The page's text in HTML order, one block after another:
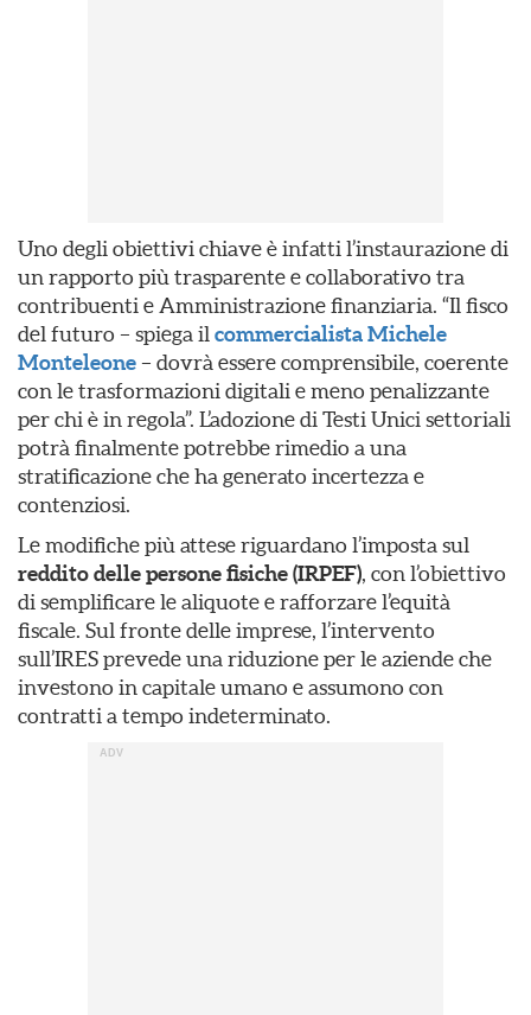
Uno degli obiettivi chiave è infatti l’instaurazione di
un rapporto più trasparente e collaborativo tra
contribuenti e Amministrazione finanziaria. “Il fisco
del futuro – spiega il commercialista Michele
Monteleone– dovrà essere comprensibile, coerente
con le trasformazioni digitali e meno penalizzante
per chi è in regola”. L’adozione di Testi Unici settoriali
potrà finalmente potrebbe rimedio a una
stratificazione che ha generato incertezza e
contenziosi.
Le modifiche più attese riguardano l’imposta sul
reddito delle persone fisiche (IRPEF), con l’obiettivo
di semplificare le aliquote e rafforzare l’equità
fiscale. Sul fronte delle imprese, l’intervento
sull’IRES prevede una riduzione per le aziende che
investono in capitale umano e assumono con
contratti a tempo indeterminato.